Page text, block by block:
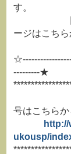
す。
日本学
ージはこちら
http://
---------★
学術情
号はこちらか
ukousp/